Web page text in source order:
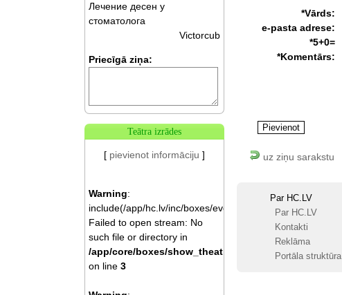
*Vārds:
e-pasta adrese:
*5+0=
*Komentārs:
uz ziņu sarakstu
Par HC.LV
Par HC.LV
Kontakti
Reklāma
Portāla struktūra
Лечение десен у
стоматолога
Victorcub
Priecīgā ziņa:
Teātra izrādes
[ pievienot informāciju ]
Warning:
include(/app/hc.lv/inc/boxes/events.php):
Failed to open stream: No
such file or directory in
/app/core/boxes/show_theatre.php
on line 3